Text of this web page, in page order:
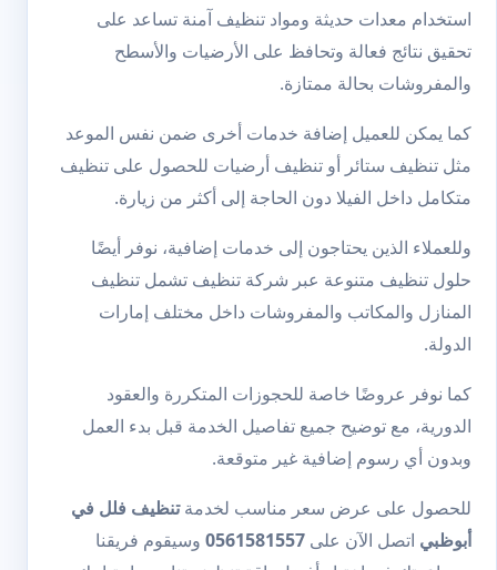
استخدام معدات حديثة ومواد تنظيف آمنة تساعد على
تحقيق نتائج فعالة وتحافظ على الأرضيات والأسطح
والمفروشات بحالة ممتازة.
كما يمكن للعميل إضافة خدمات أخرى ضمن نفس الموعد
مثل تنظيف ستائر أو تنظيف أرضيات للحصول على تنظيف
متكامل داخل الفيلا دون الحاجة إلى أكثر من زيارة.
وللعملاء الذين يحتاجون إلى خدمات إضافية، نوفر أيضًا
حلول تنظيف متنوعة عبر شركة تنظيف تشمل تنظيف
المنازل والمكاتب والمفروشات داخل مختلف إمارات
الدولة.
كما نوفر عروضًا خاصة للحجوزات المتكررة والعقود
الدورية، مع توضيح جميع تفاصيل الخدمة قبل بدء العمل
وبدون أي رسوم إضافية غير متوقعة.
للحصول على عرض سعر مناسب لخدمةتنظيف فلل في
أبوظبي اتصل الآن على 0561581557 وسيقوم فريقنا